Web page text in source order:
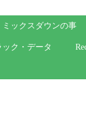
ミックスダウンの事
ク・データ